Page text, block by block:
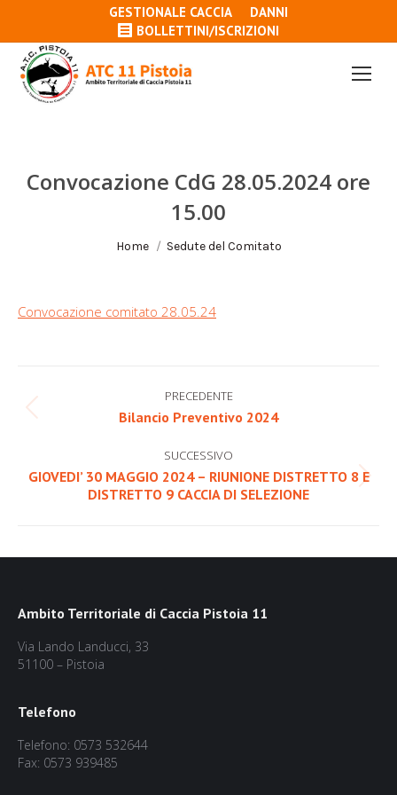
GESTIONALE CACCIA
DANNI
BOLLETTINI/ISCRIZIONI
Convocazione CdG 28.05.2024 ore
15.00
Tu sei qui:
Home Sedute del Comitato
Convocazione comitato 28.05.24
tra
post
PRECEDENTE
Post
Bilancio Preventivo 2024
SUCCESSIVO
Prossimo
post:
GIOVEDI’ 30 MAGGIO 2024 – RIUNIONE DISTRETTO 8 E
DISTRETTO 9 CACCIA DI SELEZIONE
Ambito Territoriale di Caccia Pistoia 11
Via Lando Landucci, 33
51100 – Pistoia
Telefono
Telefono: 0573 532644
Fax: 0573 939485